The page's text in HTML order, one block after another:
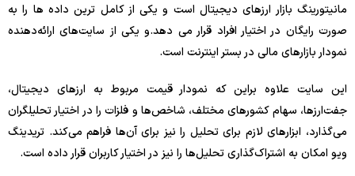
مانیتورینگ بازار ارزهای دیجیتال است و یکی از کامل ترین داده ها را به
صورت رایگان در اختیار افراد قرار می دهد.و یکی از سایت‌های ارائه‌دهنده
نمودار بازارهای مالی در بستر اینترنت است.
این سایت علاوه براین که نمودار قیمت مربوط به ارزهای دیجیتال،
جفت‌ارزها، سهام کشورهای مختلف، شاخص‌ها و فلزات را در اختیار تحلیلگران
می‌گذارد، ابزارهای لازم برای تحلیل را نیز برای آن‌ها فراهم می‌کند. تریدینگ
ویو امکان به اشتراک‌گذاری تحلیل‌ها را نیز در اختیار کاربران قرار داده است.